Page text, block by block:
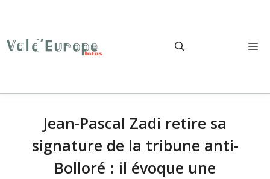
contenu
Jean-Pascal Zadi retire sa
signature de la tribune anti-
Bolloré : il évoque une